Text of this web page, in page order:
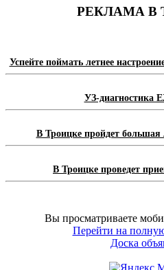
РЕКЛАМА В
Успейте поймать летнее
УЗ-
В Троицке пройдет большая
В Троицке проведет
Вы просматриваете
Перейти на
Доска